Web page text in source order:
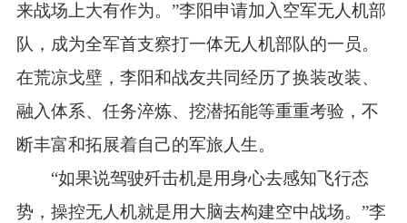
来战场上大有作为。”李阳申请加入空军无人机部
队，成为全军首支察打一体无人机部队的一员。
在荒凉戈壁，李阳和战友共同经历了换装改装、
融入体系、任务淬炼、挖潜拓能等重重考验，不
断丰富和拓展着自己的军旅人生。
“如果说驾驶歼击机是用身心去感知飞行态
势，操控无人机就是用大脑去构建空中战场。”李